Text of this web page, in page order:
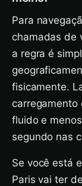
Para
chamadas de
a regra é
fisicamente.
carregamento
fluido e
segundo nas
Se você está
Paris vai ter